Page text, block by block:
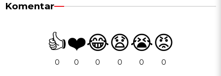
Komentar
👍
0
❤️
0
😂
0
😧
0
😭
0
😡
0